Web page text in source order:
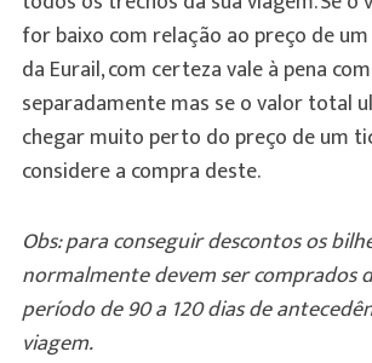
for baixo com relação ao preço de
da Eurail, com certeza vale à pena
separadamente mas se o valor total
chegar muito perto do preço de um
considere a compra deste.
Obs: para conseguir descontos os
normalmente devem ser comprados
período de 90 a 120 dias de
viagem.